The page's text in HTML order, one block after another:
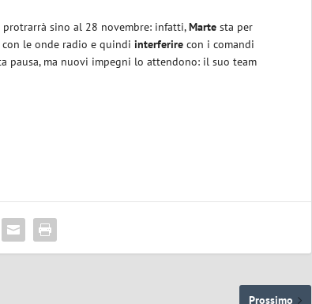
protrarrà sino al 28 novembre: infatti,Marte sta per
con le onde radio e quindiinterferire con i comandi
pausa, ma nuovi impegni lo attendono: il suo team
Prossimo